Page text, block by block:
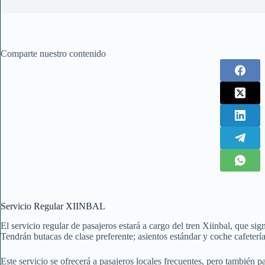
Comparte nuestro contenido
Servicio Regular XIINBAL
El servicio regular de pasajeros estará a cargo del tren Xiinbal, que
Tendrán butacas de clase preferente; asientos estándar y coche
Este servicio se ofrecerá a pasajeros locales frecuentes, pero también